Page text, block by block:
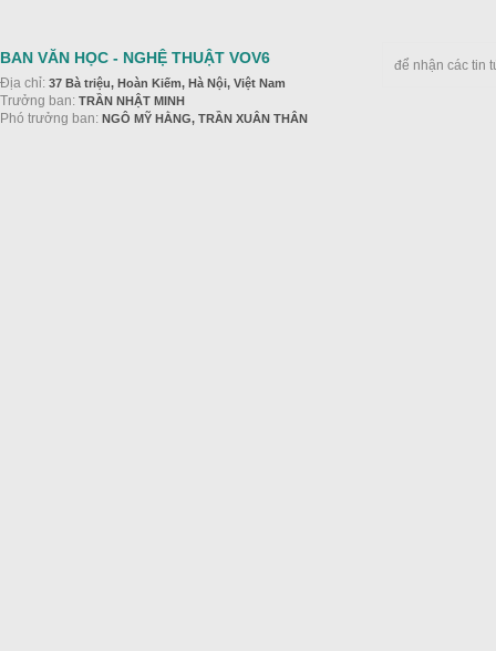
BAN VĂN HỌC - NGHỆ THUẬT VOV6
Địa chỉ: 37 Bà triệu, Hoàn Kiếm, Hà Nội, Việt Nam
Trưởng ban: TRẦN NHẬT MINH
Phó trưởng ban: NGÔ MỸ HẰNG, TRẦN XUÂN THÂN
để nhận các tin